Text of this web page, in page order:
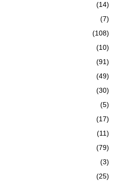
(14)
(7)
(108)
(10)
(91)
(49)
(30)
(5)
(17)
(11)
(79)
(3)
(25)